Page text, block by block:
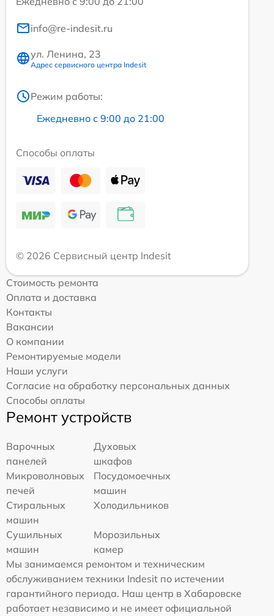
info@re-indesit.ru
ул. Ленина, 23
Адрес сервисного центра Indesit
Режим работы:
Ежедневно с 9:00 до 21:00
Способы оплаты
© 2026 Сервисный центр Indesit
Стоимость ремонта
Оплата и доставка
Контакты
Вакансии
О компании
Ремонтируемые модели
Наши услуги
Согласие на обработку персональных данных
Способы оплаты
Ремонт устройств
Варочных
панелей
Духовых
шкафов
Микроволновых
печей
Посудомоечных
машин
Стиральных
машин
Холодильников
Сушильных
машин
Морозильных
камер
Мы занимаемся ремонтом и техническим
обслуживанием техники Indesit по истечении
гарантийного периода. Наш центр в Хабаровске
работает независимо и не имеет официальной